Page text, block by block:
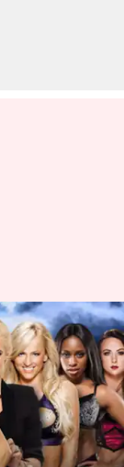
5 महिला
बार